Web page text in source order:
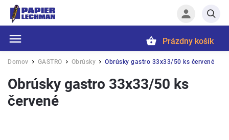
Prázdny košík
Domov / GASTRO / Obrúsky / Obrúsky gastro 33x33/50 ks červené
Obrúsky gastro 33x33/50 ks
červené